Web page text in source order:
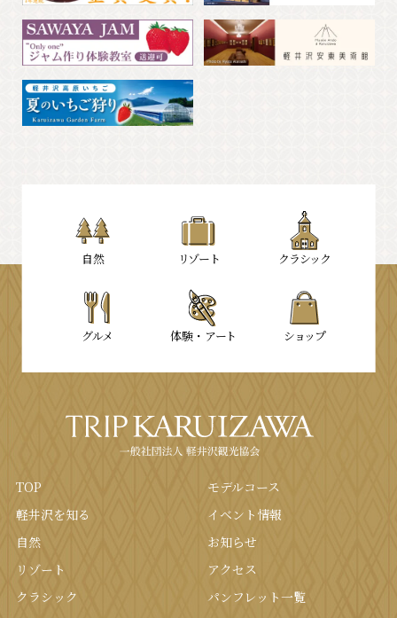
⾃然 リゾート クラシック
グルメ 体験・ アート ショップ
TOP
軽井沢を知る
⾃然
リゾート
クラシック
モデルコース
イベント情報
お知らせ
アクセス
パンフレット⼀覧